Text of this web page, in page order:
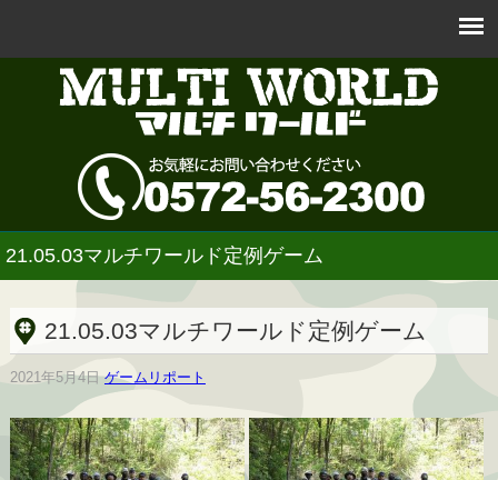
21.05.03マルチワールド定例ゲーム
21.05.03マルチワールド定例ゲーム
2021年5月4日 ゲームリポート